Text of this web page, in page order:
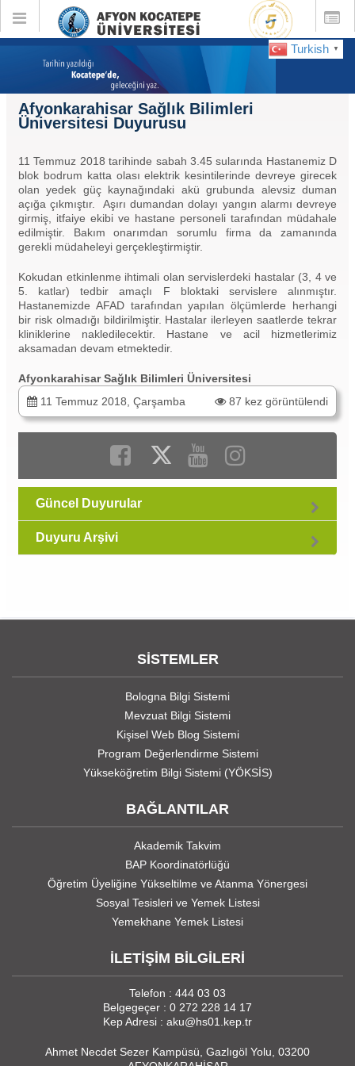
Toggle
global
Toggle
Turkish ▼
Afyonkarahisar Sağlık Bilimleri
Üniversitesi Duyurusu
11 Temmuz 2018 tarihinde sabah 3.45 sularında Hastanemiz D
blok bodrum katta olası elektrik kesintilerinde devreye girecek
olan yedek güç kaynağındaki akü grubunda alevsiz duman
açığa çıkmıştır. Aşırı dumandan dolayı yangın alarmı devreye
girmiş, itfaiye ekibi ve hastane personeli tarafından müdahale
edilmiştir. Bakım onarımdan sorumlu firma da zamanında
gerekli müdaheleyi gerçekleştirmiştir.
Kokudan etkinlenme ihtimali olan servislerdeki hastalar (3, 4 ve
5. katlar) tedbir amaçlı F bloktaki servislere alınmıştır.
Hastanemizde AFAD tarafından yapılan ölçümlerde herhangi
bir risk olmadığı bildirilmiştir. Hastalar ilerleyen saatlerde tekrar
kliniklerine nakledilecektir. Hastane ve acil hizmetlerimiz
aksamadan devam etmektedir.
Afyonkarahisar Sağlık Bilimleri Üniversitesi
11 Temmuz 2018, Çarşamba
87 kez görüntülendi
Güncel Duyurular
Duyuru Arşivi
SİSTEMLER
Bologna Bilgi Sistemi
Mevzuat Bilgi Sistemi
Kişisel Web Blog Sistemi
Program Değerlendirme Sistemi
Yükseköğretim Bilgi Sistemi (YÖKSİS)
BAĞLANTILAR
Akademik Takvim
BAP Koordinatörlüğü
Öğretim Üyeliğine Yükseltilme ve Atanma Yönergesi
Sosyal Tesisleri ve Yemek Listesi
Yemekhane Yemek Listesi
İLETİŞİM BİLGİLERİ
Telefon : 444 03 03
Belgegeçer : 0 272 228 14 17
Kep Adresi : aku@hs01.kep.tr
Ahmet Necdet Sezer Kampüsü, Gazlıgöl Yolu, 03200